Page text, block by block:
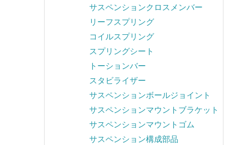
サスペンションクロスメンバー
リーフスプリング
コイルスプリング
スプリングシート
トーションバー
スタビライザー
サスペンションボールジョイント
サスペンションマウントブラケット
サスペンションマウントゴム
サスペンション構成部品